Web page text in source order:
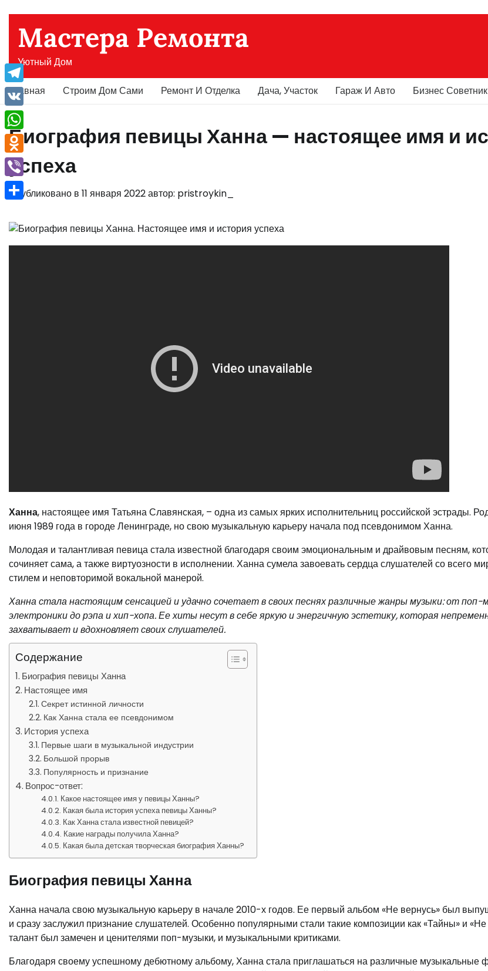
содержимому
Мастера Ремонта
Уютный Дом
Главная Строим Дом Сами Ремонт И Отделка Дача, Участок Гараж И Авто Бизнес Советник
Биография певицы Ханна — настоящее имя и
успеха
Опубликовано в 11 января 2022автор: pristroykin_
Ханна, настоящее имя Татьяна Славянская, – одна из самых ярких исполнительниц российской эстрады.
июня 1989 года в городе Ленинграде, но свою музыкальную карьеру начала под псевдонимом Ханна.
Молодая и талантливая певица стала известной благодаря своим эмоциональным и драйвовым песням,
сочиняет сама, а также виртуозности в исполнении. Ханна сумела завоевать сердца слушателей со всего
стилем и неповторимой вокальной манерой.
Ханна стала настоящим сенсацией и удачно сочетает в своих песнях различные жанры музыки: от поп-
электроники до рэпа и хип-хопа. Ее хиты несут в себе яркую и энергичную эстетику, которая
захватывает и вдохновляет своих слушателей.
Содержание
Биография певицы Ханна
Настоящее имя
Секрет истинной личности
Как Ханна стала ее псевдонимом
История успеха
Первые шаги в музыкальной индустрии
Большой прорыв
Популярность и признание
Вопрос-ответ:
Какое настоящее имя у певицы Ханны?
Какая была история успеха певицы Ханны?
Как Ханна стала известной певицей?
Какие награды получила Ханна?
Какая была детская творческая биография Ханны?
Биография певицы Ханна
Ханна начала свою музыкальную карьеру в начале 2010-х годов. Ее первый альбом «Не вернусь» был
и сразу заслужил признание слушателей. Особенно популярными стали такие композиции как «Тайны» и
талант был замечен и ценителями поп-музыки, и музыкальными критиками.
Благодаря своему успешному дебютному альбому, Ханна стала приглашаться на различные музыкальные
Telegram
VK
WhatsApp
Odnoklassniki
Viber